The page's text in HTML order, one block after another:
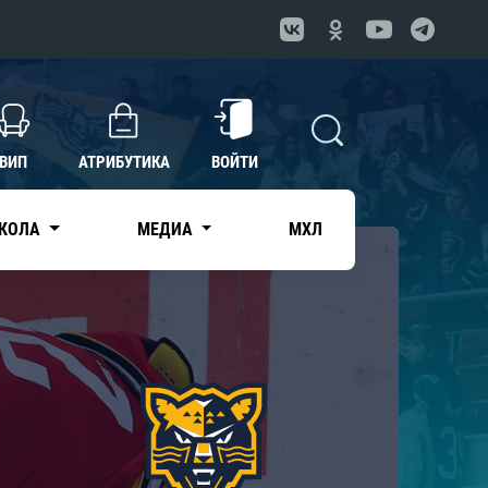
ВИП АТРИБУТИКА ВОЙТИ
МЕДИА МХЛ